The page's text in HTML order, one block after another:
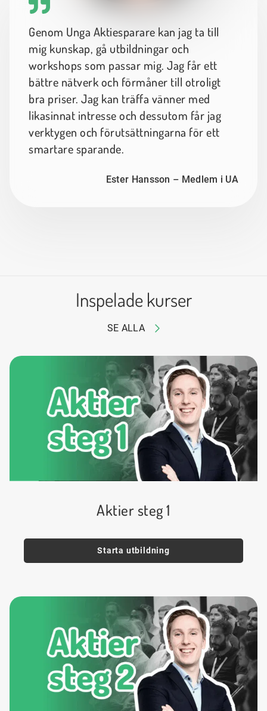
Genom Unga Aktiesparare kan jag ta till
mig kunskap, gå utbildningar och
workshops som passar mig. Jag får ett
bättre nätverk och förmåner till otroligt
bra priser. Jag kan träffa vänner med
likasinnat intresse och dessutom får jag
verktygen och förutsättningarna för ett
smartare sparande.
Ester Hansson – Medlem i UA
Inspelade kurser
SE ALLA
Aktier steg 1
Starta utbildning